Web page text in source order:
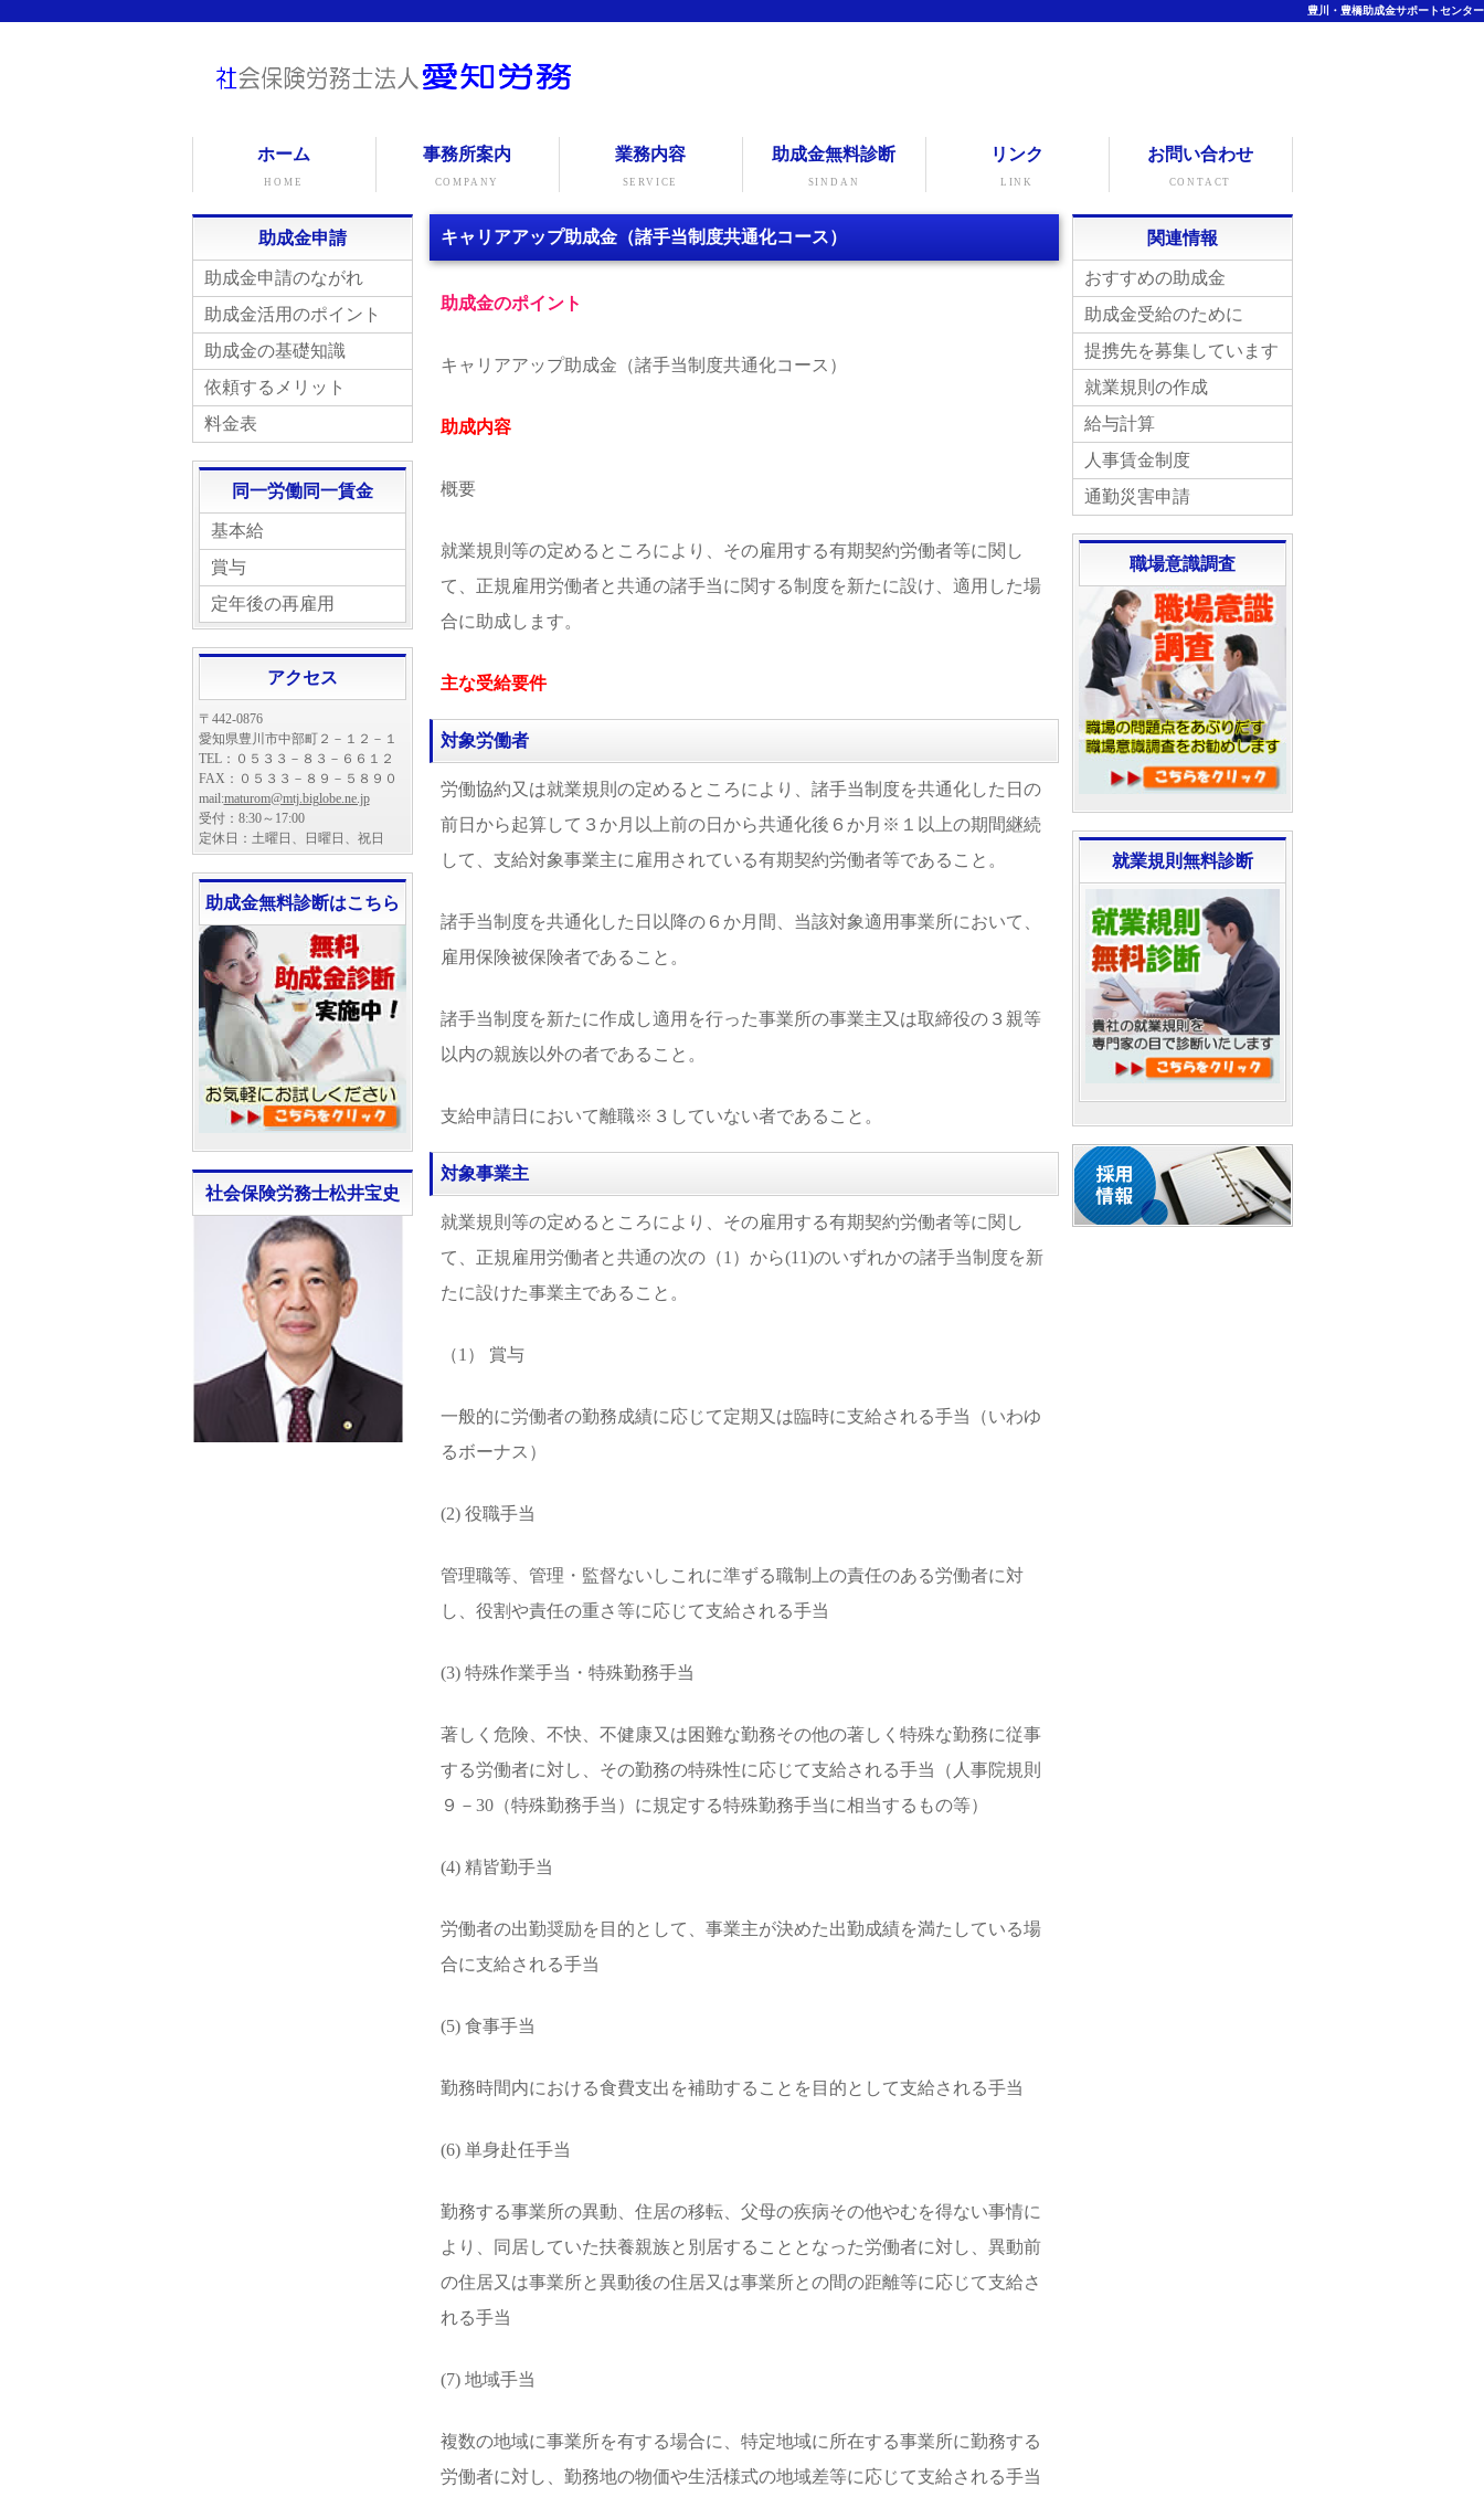
豊川・豊橋助成金サポートセンター
ホーム
HOME
事務所案内
COMPANY
業務内容
SERVICE
助成金無料診断
SINDAN
リンク
LINK
お問い合わせ
CONTACT
キャリアアップ助成金（諸手当制度共通化コース）
助成金のポイント
キャリアアップ助成金（諸手当制度共通化コース）
助成内容
概要
就業規則等の定めるところにより、その雇用する有期契約労働者等に関し
て、正規雇用労働者と共通の諸手当に関する制度を新たに設け、適用した場
合に助成します。
主な受給要件
対象労働者
労働協約又は就業規則の定めるところにより、諸手当制度を共通化した日の
前日から起算して３か月以上前の日から共通化後６か月※１以上の期間継続
して、支給対象事業主に雇用されている有期契約労働者等であること。
諸手当制度を共通化した日以降の６か月間、当該対象適用事業所において、
雇用保険被保険者であること。
諸手当制度を新たに作成し適用を行った事業所の事業主又は取締役の３親等
以内の親族以外の者であること。
支給申請日において離職※３していない者であること。
対象事業主
就業規則等の定めるところにより、その雇用する有期契約労働者等に関し
て、正規雇用労働者と共通の次の（1）から(11)のいずれかの諸手当制度を新
たに設けた事業主であること。
（1） 賞与
一般的に労働者の勤務成績に応じて定期又は臨時に支給される手当（いわゆ
るボーナス）
(2) 役職手当
管理職等、管理・監督ないしこれに準ずる職制上の責任のある労働者に対
し、役割や責任の重さ等に応じて支給される手当
(3) 特殊作業手当・特殊勤務手当
著しく危険、不快、不健康又は困難な勤務その他の著しく特殊な勤務に従事
する労働者に対し、その勤務の特殊性に応じて支給される手当（人事院規則
９－30（特殊勤務手当）に規定する特殊勤務手当に相当するもの等）
(4) 精皆勤手当
労働者の出勤奨励を目的として、事業主が決めた出勤成績を満たしている場
合に支給される手当
(5) 食事手当
勤務時間内における食費支出を補助することを目的として支給される手当
(6) 単身赴任手当
勤務する事業所の異動、住居の移転、父母の疾病その他やむを得ない事情に
より、同居していた扶養親族と別居することとなった労働者に対し、異動前
の住居又は事業所と異動後の住居又は事業所との間の距離等に応じて支給さ
れる手当
(7) 地域手当
複数の地域に事業所を有する場合に、特定地域に所在する事業所に勤務する
労働者に対し、勤務地の物価や生活様式の地域差等に応じて支給される手当
助成金申請
助成金申請のながれ
助成金活用のポイント
助成金の基礎知識
依頼するメリット
料金表
同一労働同一賃金
基本給
賞与
定年後の再雇用
アクセス
〒442-0876
愛知県豊川市中部町２－１２－１
TEL：０５３３－８３－６６１２
FAX：０５３３－８９－５８９０
mail:maturom@mtj.biglobe.ne.jp
受付：8:30～17:00
定休日：土曜日、日曜日、祝日
助成金無料診断はこちら
社会保険労務士松井宝史
関連情報
おすすめの助成金
助成金受給のために
提携先を募集しています
就業規則の作成
給与計算
人事賃金制度
通勤災害申請
職場意識調査
就業規則無料診断